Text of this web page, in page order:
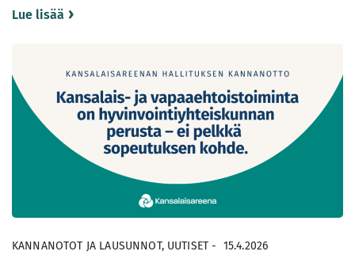
Lue lisää
KANNANOTOT JA LAUSUNNOT, UUTISET - 15.4.2026